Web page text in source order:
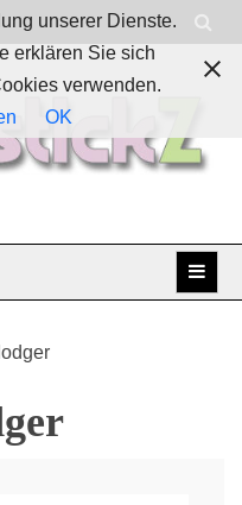
unserer Dienste.
erklären Sie sich
verwenden.
OK